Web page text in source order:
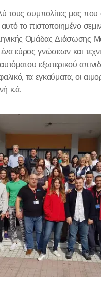
τους συμπολίτες μας που
το πιστοποιημένο
Ομάδας Διάσωσης
ένα εύρος γνώσεων και
εξωτερικού
τα εγκαύματα, οι
κ.ά.